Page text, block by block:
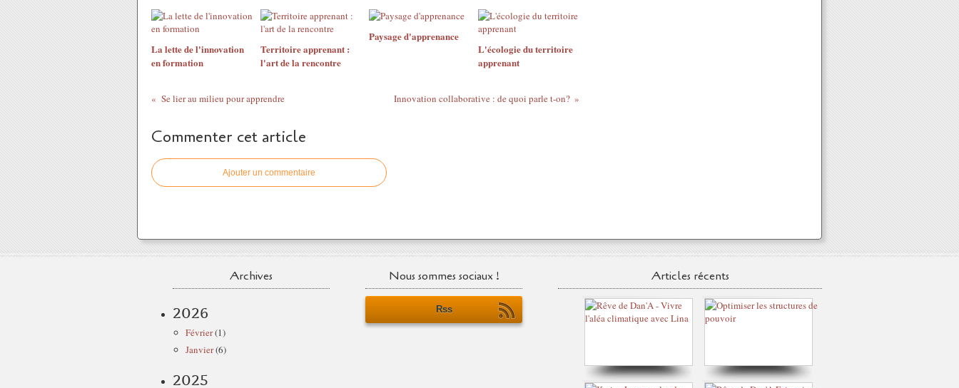
La lette de l'innovation
en formation
Territoire apprenant :
l'art de la rencontre
Paysage d'apprenance
L'écologie du territoire
apprenant
Se lier au milieu pour apprendre Innovation collaborative : de quoi parle t-on?
Commenter cet article
Ajouter un commentaire
Archives
2026
Février(1)
Janvier(6)
2025
Nous sommes sociaux !
Rss
Articles récents